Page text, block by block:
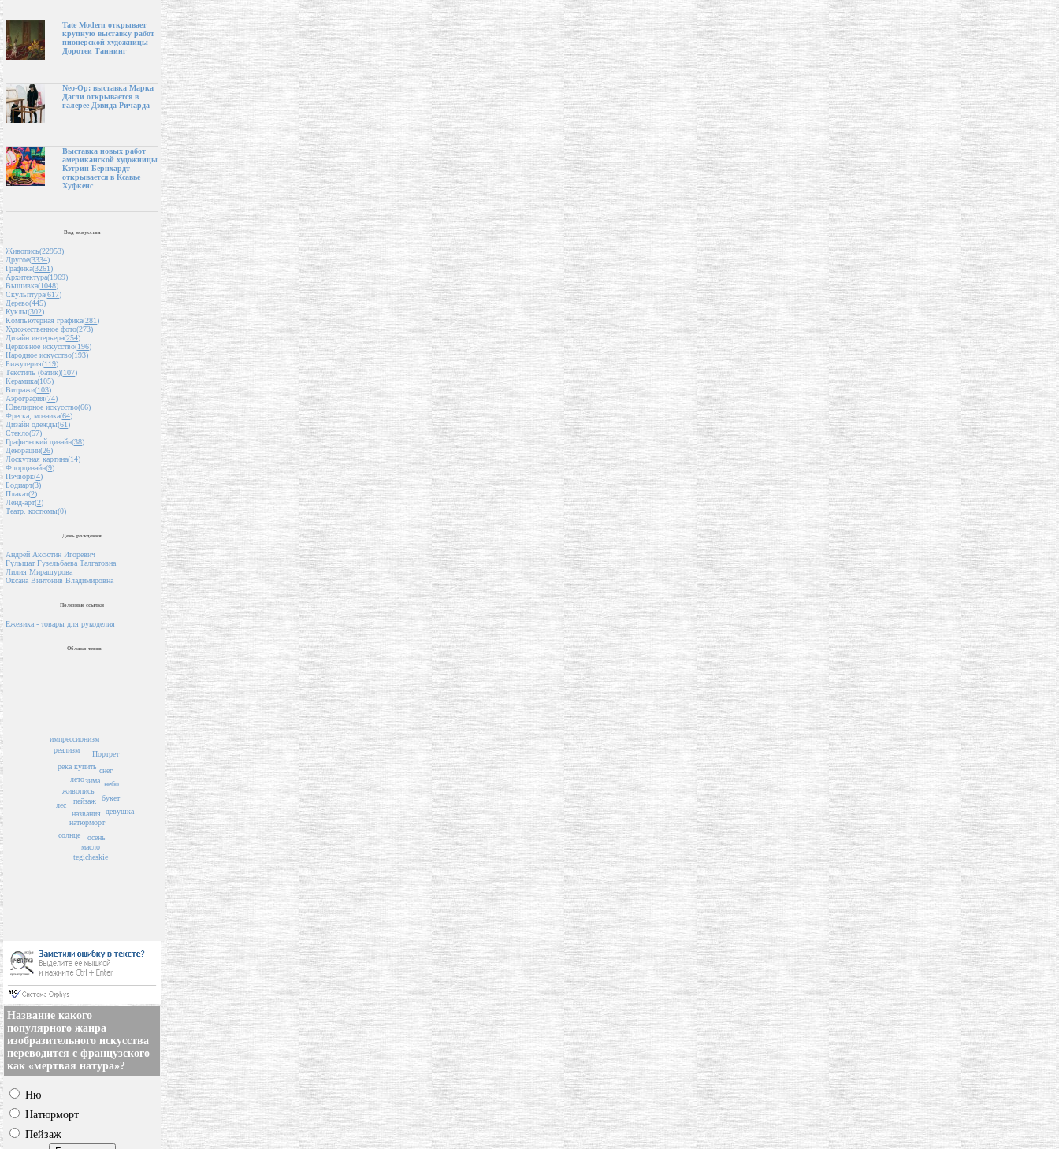
Tate Modern открывает
крупную выставку работ
пионерской художницы
Доротеи Таннинг
Neo-Op: выставка Марка
Дагли открывается в
галерее Дэвида Ричарда
Выставка новых работ
американской художницы
Кэтрин Бернхардт
открывается в Ксавье
Хуфкенс
Вид искусства
Живопись(22953)
Другое(3334)
Графика(3261)
Архитектура(1969)
Вышивка(1048)
Скульптура(617)
Дерево(445)
Куклы(302)
Компьютерная графика(281)
Художественное фото(273)
Дизайн интерьера(254)
Церковное искусство(196)
Народное искусство(193)
Бижутерия(119)
Текстиль (батик)(107)
Керамика(105)
Витражи(103)
Аэрография(74)
Ювелирное искусство(66)
Фреска, мозаика(64)
Дизайн одежды(61)
Стекло(57)
Графический дизайн(38)
Декорации(26)
Лоскутная картина(14)
Флордизайн(9)
Пэчворк(4)
Бодиарт(3)
Плакат(2)
Ленд-арт(2)
Театр. костюмы(0)
День рождения
Андрей Аксютин Игоревич
Гульшат Гузельбаева Талгатовна
Лилия Мирашурова
Оксана Винтонив Владимировна
Полезные ссылки
Ежевика - товары для рукоделия
Облако тегов
пейзаж
названия
живопись
лето
натюрморт
купить
солнце
лес
зима
осень
букет
масло
река снег
tegicheskie
реализм
небо
импрессионизм
Портрет
девушка
Название какого
популярного жанра
изобразительного искусства
переводится с французского
как «мертвая натура»?
Ню
Натюрморт
Пейзаж